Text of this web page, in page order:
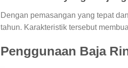
Dengan pemasangan yang tepat
tahun. Karakteristik tersebut
Penggunaan Baja